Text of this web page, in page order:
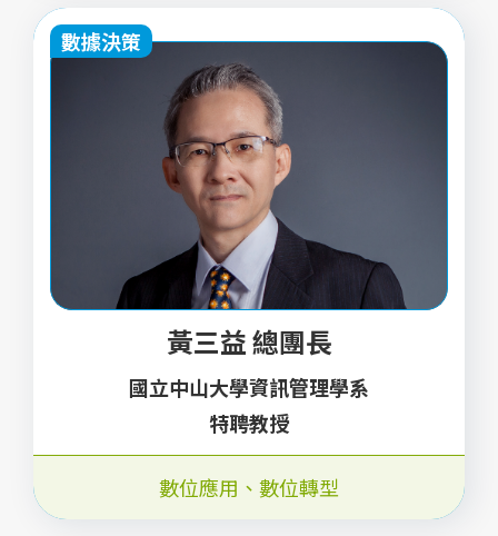
數據決策
黃三益 總團長
國立中山大學資訊管理學系
特聘教授
數位應用 、 數位轉型